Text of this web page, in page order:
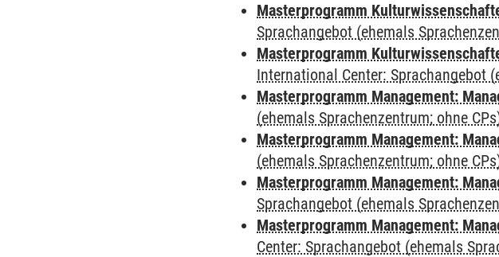
Masterprogramm
Sprachangebot (ehemals
Masterprogramm
International Center: Sprachangebot
Masterprogramm Management:
(ehemals Sprachenzentrum; ohne
Masterprogramm Management:
(ehemals Sprachenzentrum; ohne
Masterprogramm Management:
Sprachangebot (ehemals
Masterprogramm Management:
Center: Sprachangebot (ehemals